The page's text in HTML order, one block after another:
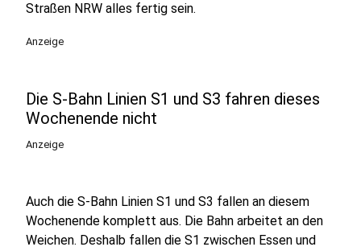
Straßen NRW alles fertig sein.
Anzeige
Die S-Bahn Linien S1 und S3 fahren dieses
Wochenende nicht
Anzeige
Auch die S-Bahn Linien S1 und S3 fallen an diesem
Wochenende komplett aus. Die Bahn arbeitet an den
Weichen. Deshalb fallen die S1 zwischen Essen und